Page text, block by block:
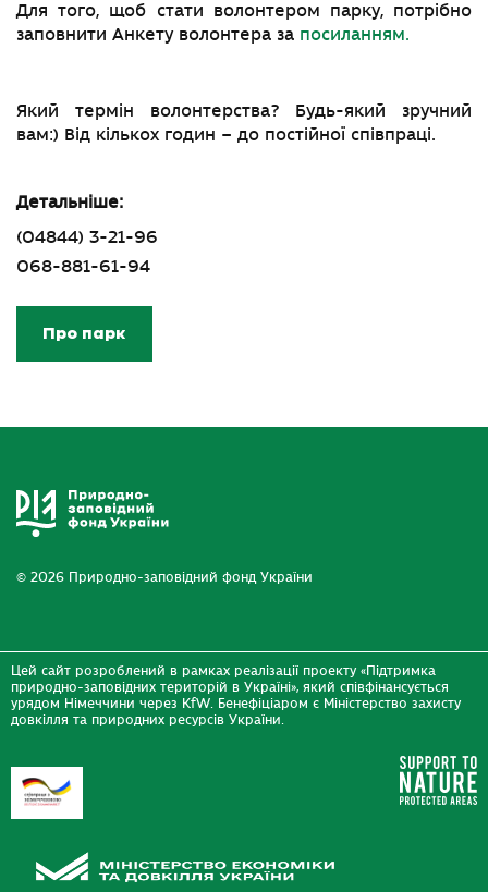
Для того, щоб стати волонтером парку, потрібно
заповнити Анкету волонтера за посиланням.
Який термін волонтерства? Будь-який зручний
вам:) Від кількох годин – до постійної співпраці.
Детальніше:
(04844) 3-21-96
068-881-61-94
Про парк
© 2026 Природно-заповідний фонд України
Цей сайт розроблений в рамках реалізації проекту «Підтримка
природно-заповідних територій в Україні», який співфінансується
урядом Німеччини через KfW. Бенефіціаром є Міністерство захисту
довкілля та природних ресурсів України.